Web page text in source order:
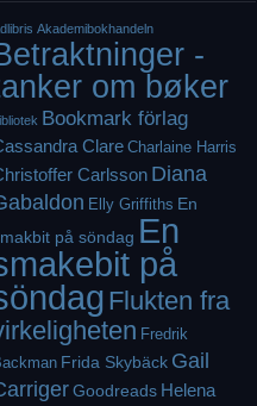
Akademibokhandeln
-
om bøker
Bookmark förlag
Clare Charlaine Harris
Carlsson Diana
Elly Griffiths En
på söndag En
på
Flukten fra
Fredrik
Frida Skybäck Gail
Goodreads Helena